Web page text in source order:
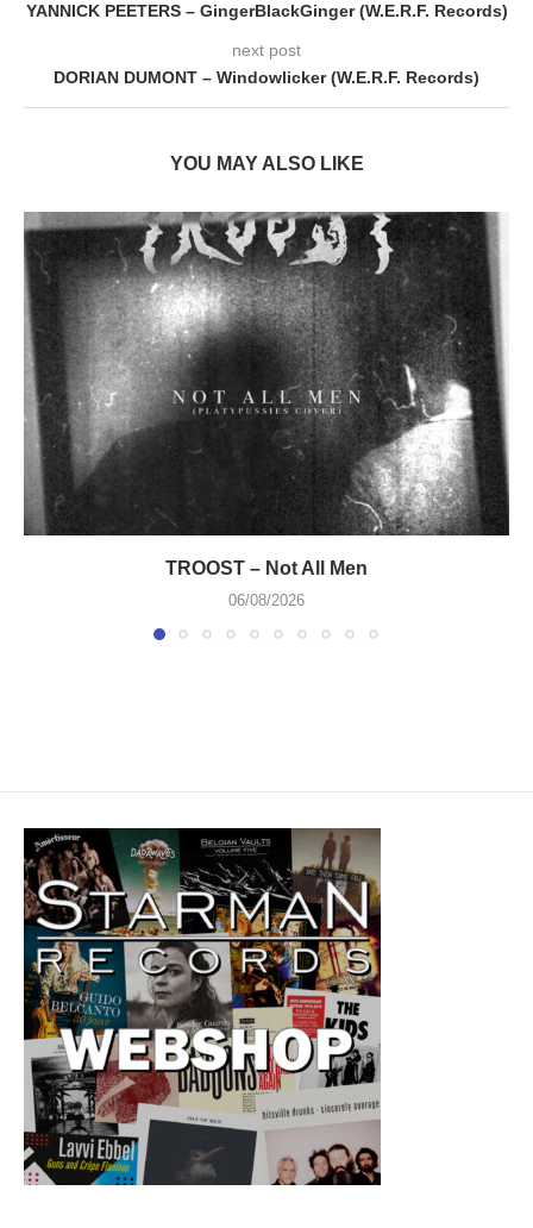
YANNICK PEETERS – GingerBlackGinger (W.E.R.F. Records)
next post
DORIAN DUMONT – Windowlicker (W.E.R.F. Records)
YOU MAY ALSO LIKE
TROOST – Not All Men
06/08/2026